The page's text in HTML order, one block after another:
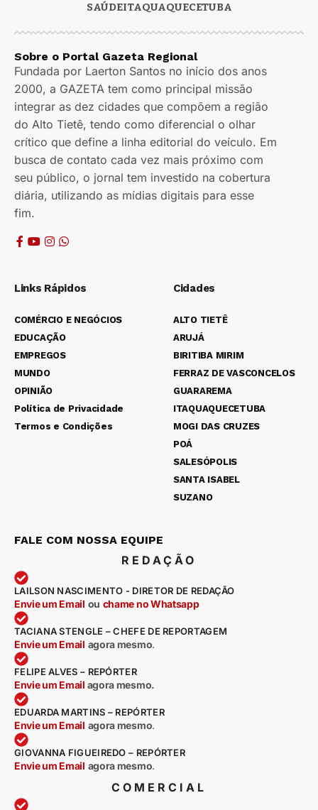
SAÚDEITAQUAQUECETUBA
Sobre o Portal Gazeta Regional
Fundada por Laerton Santos no início dos anos
2000, a GAZETA tem como principal missão
integrar as dez cidades que compõem a região
do Alto Tietê, tendo como diferencial o olhar
crítico que define a linha editorial do veículo. Em
busca de contato cada vez mais próximo com
seu público, o jornal tem investido na cobertura
diária, utilizando as mídias digitais para esse
fim.
Links Rápidos
COMÉRCIO E NEGÓCIOS
EDUCAÇÃO
EMPREGOS
MUNDO
OPINIÃO
Política de Privacidade
Termos e Condições
Cidades
ALTO TIETÊ
ARUJÁ
BIRITIBA MIRIM
FERRAZ DE VASCONCELOS
GUARAREMA
ITAQUAQUECETUBA
MOGI DAS CRUZES
POÁ
SALESÓPOLIS
SANTA ISABEL
SUZANO
FALE COM NOSSA EQUIPE
REDAÇÃO
LAILSON NASCIMENTO - DIRETOR DE REDAÇÃO
Envie um Email ou chame no Whatsapp
TACIANA STENGLE – CHEFE DE REPORTAGEM
Envie um Email agora mesmo.
FELIPE ALVES – REPÓRTER
Envie um Email agora mesmo.
EDUARDA MARTINS – REPÓRTER
Envie um Email agora mesmo.
GIOVANNA FIGUEIREDO – REPÓRTER
Envie um Email agora mesmo.
COMERCIAL